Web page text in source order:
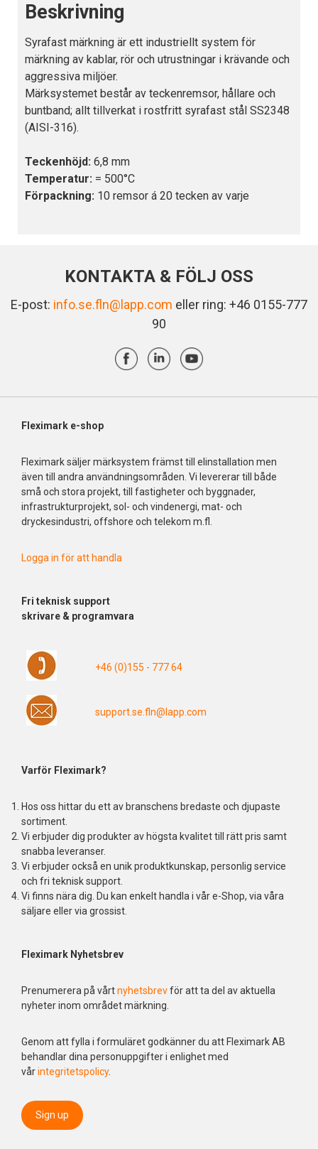
Beskrivning
Syrafast märkning är ett industriellt system för
märkning av kablar, rör och utrustningar i krävande och
aggressiva miljöer.
Märksystemet består av teckenremsor, hållare och
buntband; allt tillverkat i rostfritt syrafast stål SS2348
(AISI-316).
Teckenhöjd: 6,8 mm
Temperatur: = 500°C
Förpackning: 10 remsor á 20 tecken av varje
KONTAKTA & FÖLJ OSS
E-post: info.se.fln@lapp.com eller ring: +46 0155-777
90
Fleximark e-shop
Fleximark säljer märksystem främst till elinstallation men
även till andra användningsområden. Vi levererar till både
små och stora projekt, till fastigheter och byggnader,
infrastrukturprojekt, sol- och vindenergi, mat- och
dryckesindustri, offshore och telekom m.fl.
Logga in för att handla
Fri teknisk support
skrivare & programvara
+46 (0)155 - 777 64
support.se.fln@lapp.com
Varför Fleximark?
Hos oss hittar du ett av branschens bredaste och djupaste
sortiment.
Vi erbjuder dig produkter av högsta kvalitet till rätt pris samt
snabba leveranser.
Vi erbjuder också en unik produktkunskap, personlig service
och fri teknisk support.
Vi finns nära dig. Du kan enkelt handla i vår e-Shop, via våra
säljare eller via grossist.
Fleximark Nyhetsbrev
Prenumerera på vårtnyhetsbrevför att ta del av aktuella
nyheter inom området märkning.
Genom att fylla i formuläret godkänner du att Fleximark AB
behandlar dina personuppgifter i enlighet med
vårintegritetspolicy.
Sign up